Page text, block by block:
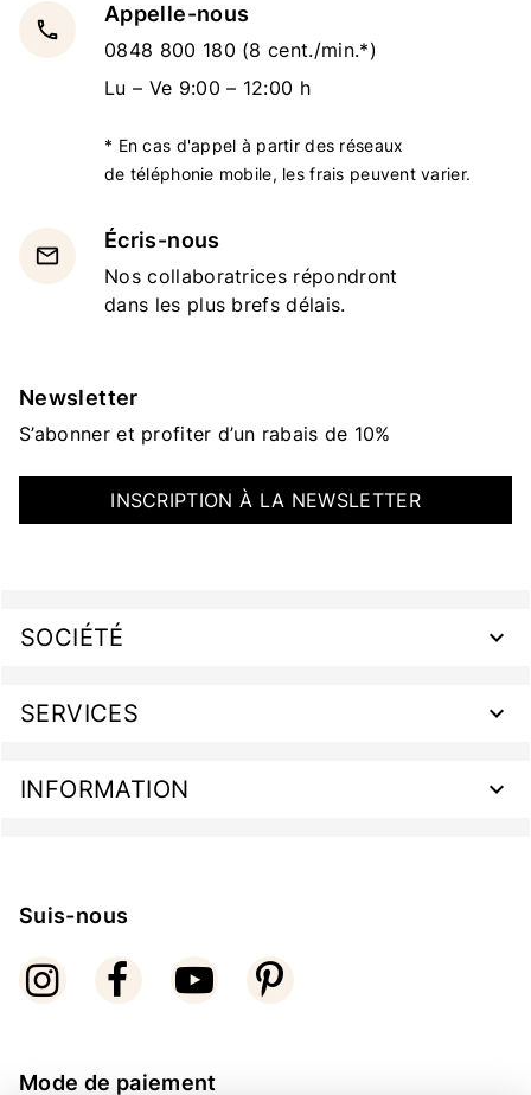
local_phone
Appelle-nous
0848 800 180 (8 cent./min.*)
Lu – Ve 9:00 – 12:00 h
* En cas d'appel à partir des réseaux
de téléphonie mobile, les frais peuvent varier.
email
Écris-nous
Nos collaboratrices répondront
dans les plus brefs délais.
Newsletter
S’abonner et profiter d’un rabais de 10%
INSCRIPTION À LA NEWSLETTER
SOCIÉTÉ
SERVICES
INFORMATION
Suis-nous
Mode de paiement